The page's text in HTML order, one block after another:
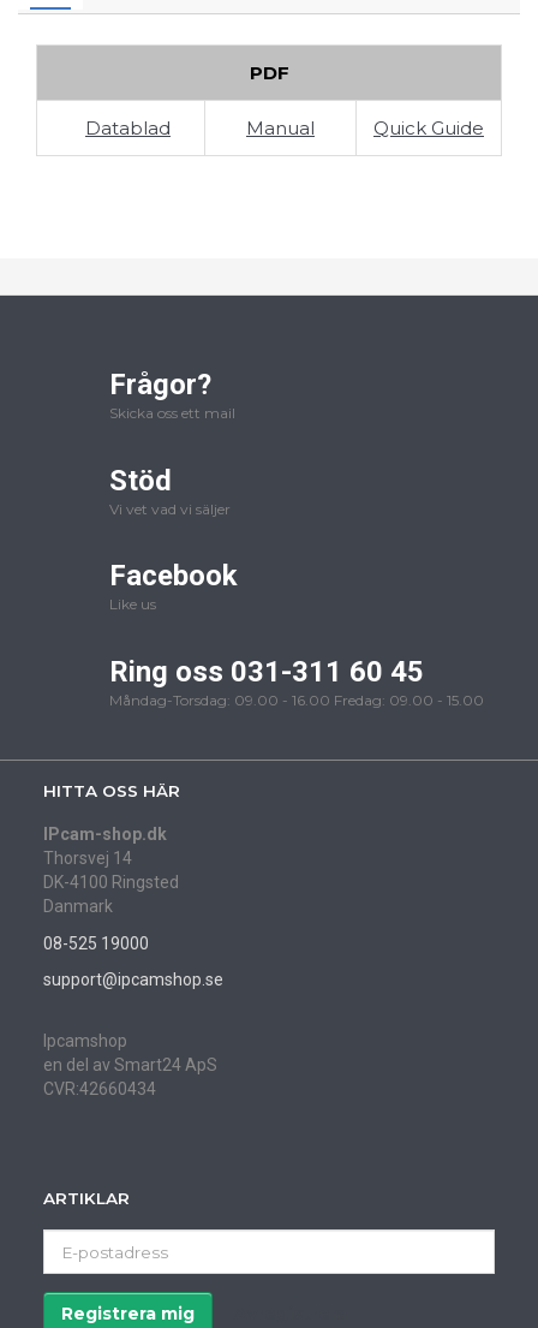
PDF
Datablad Manual Quick Guide
Frågor?
Skicka oss ett mail
Stöd
Vi vet vad vi säljer
Facebook
Like us
Ring oss 031-311 60 45
Måndag-Torsdag: 09.00 - 16.00 Fredag: 09.00 - 15.00
HITTA OSS HÄR
IPcam-shop.dk
Thorsvej 14
DK-4100 Ringsted
Danmark
08-525 19000
support@ipcamshop.se
Ipcamshop
en del av Smart24 ApS
CVR:42660434
ARTIKLAR
postadress
Registrera mig